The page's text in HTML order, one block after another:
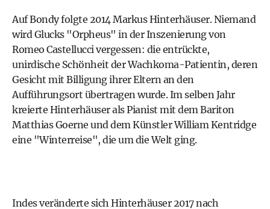
Auf Bondy folgte 2014 Markus Hinterhäuser. Niemand
wird Glucks "Orpheus" in der Inszenierung von
Romeo Castellucci vergessen: die entrückte,
unirdische Schönheit der Wachkoma-Patientin, deren
Gesicht mit Billigung ihrer Eltern an den
Aufführungsort übertragen wurde. Im selben Jahr
kreierte Hinterhäuser als Pianist mit dem Bariton
Matthias Goerne und dem Künstler William Kentridge
eine "Winterreise", die um die Welt ging.
Indes veränderte sich Hinterhäuser 2017 nach